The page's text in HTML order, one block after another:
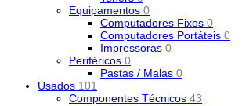
Equipamentos 0
Computadores Fixos 0
Computadores Portáteis 0
Impressoras 0
Periféricos 0
Pastas / Malas 0
Usados 101
Componentes Técnicos 43